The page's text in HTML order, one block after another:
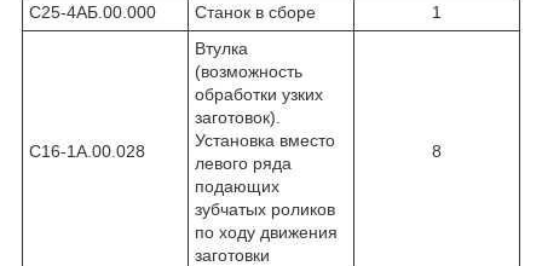
С25-4АБ.00.000
Станок в сборе 1
С16-1А.00.028
Втулка
(возможность
обработки узких
заготовок).
Установка вместо
левого ряда
подающих
зубчатых роликов
по ходу движения
заготовки
8